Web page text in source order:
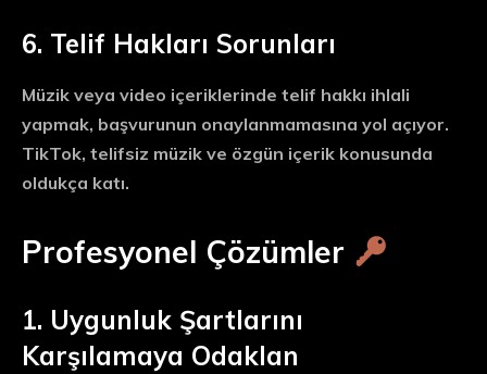
6. Telif Hakları Sorunları
Müzik veya video içeriklerinde telif hakkı ihlali
yapmak, başvurunun onaylanmamasına yol açıyor.
TikTok, telifsiz müzik ve özgün içerik konusunda
oldukça katı.
Profesyonel Çözümler
1. Uygunluk Şartlarını
Karşılamaya Odaklan